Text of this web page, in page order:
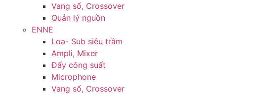
Vang số, Crossover
Quản lý nguồn
ENNE
Loa- Sub siêu trầm
Ampli, Mixer
Đẩy công suất
Microphone
Vang số, Crossover